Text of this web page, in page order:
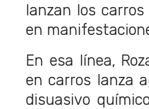
lanzan los
en
En esa línea,
en carros lanza
disuasivo